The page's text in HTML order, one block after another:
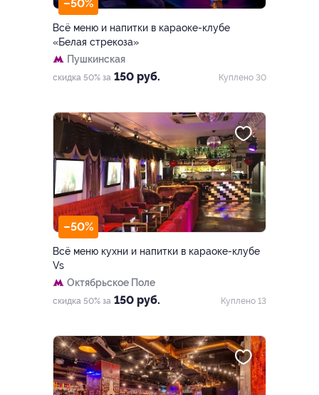
–50%
Всё меню и напитки в караоке-клубе
«Белая стрекоза»
Пушкинская
скидка 50% за 150 руб. Куплено 30
–50%
Всё меню кухни и напитки в караоке-клубе
Vs
Октябрьское Поле
скидка 50% за 150 руб. Куплено 13